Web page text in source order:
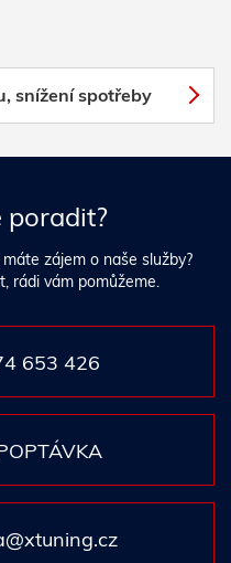
snížení spotřeby
poradit?
zájem o naše služby?
rádi vám pomůžeme.
653 426